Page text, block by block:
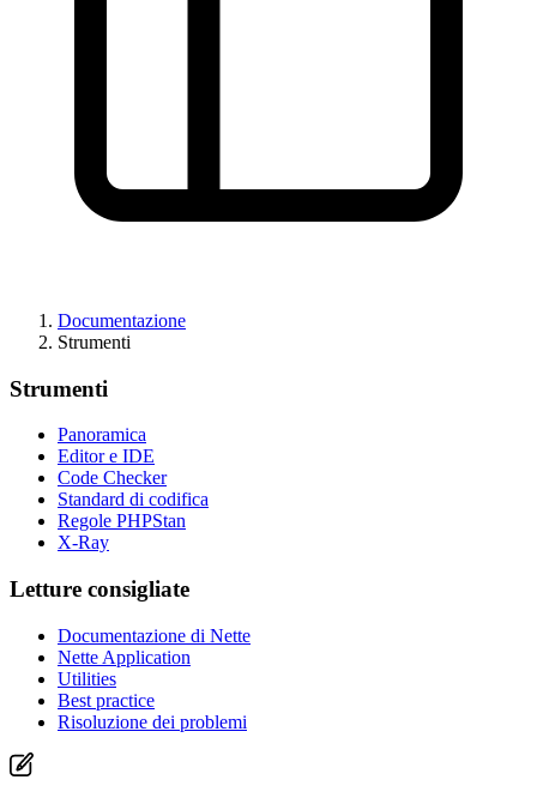
Documentazione
Strumenti
Strumenti
Panoramica
Editor e IDE
Code Checker
Standard di codifica
Regole PHPStan
X-Ray
Letture consigliate
Documentazione di Nette
Nette Application
Utilities
Best practice
Risoluzione dei problemi